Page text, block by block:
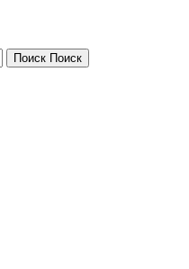
Поиск Поиск